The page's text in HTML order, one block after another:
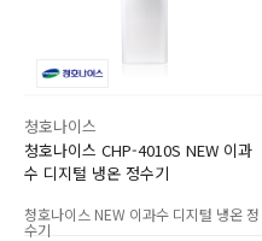
청호나이스
청호나이스 CHP-4010S NEW 이과
수 디지털 냉온 정수기
청호나이스 NEW 이과수 디지털 냉온 정
수기